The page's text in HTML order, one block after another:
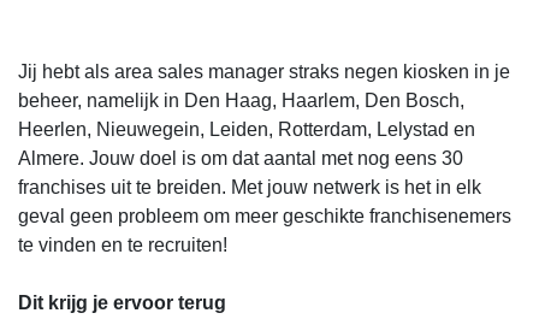
Jij hebt als area sales manager straks negen kiosken in je
beheer, namelijk in Den Haag, Haarlem, Den Bosch,
Heerlen, Nieuwegein, Leiden, Rotterdam, Lelystad en
Almere. Jouw doel is om dat aantal met nog eens 30
franchises uit te breiden. Met jouw netwerk is het in elk
geval geen probleem om meer geschikte franchisenemers
te vinden en te recruiten!
Dit krijg je ervoor terug